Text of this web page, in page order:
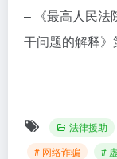
– 《最高人民法
干问题的解释》
法律援助
# 网络诈骗
#